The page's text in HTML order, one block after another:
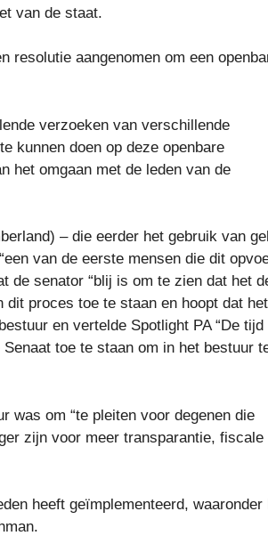
van de staat.
resolutie aangenomen om een
verzoeken van verschillende
kunnen doen op deze openbare
het omgaan met de leden van de
– die eerder het gebruik van
van de eerste mensen die dit
de senator “blij is om te zien dat het
proces toe te staan ​​en hoopt dat
en vertelde Spotlight PA “De tijd
toe te staan ​​om in het bestuur
was om “te pleiten voor degenen die
zijn voor meer transparantie, fiscale
heeft geïmplementeerd, waaronder